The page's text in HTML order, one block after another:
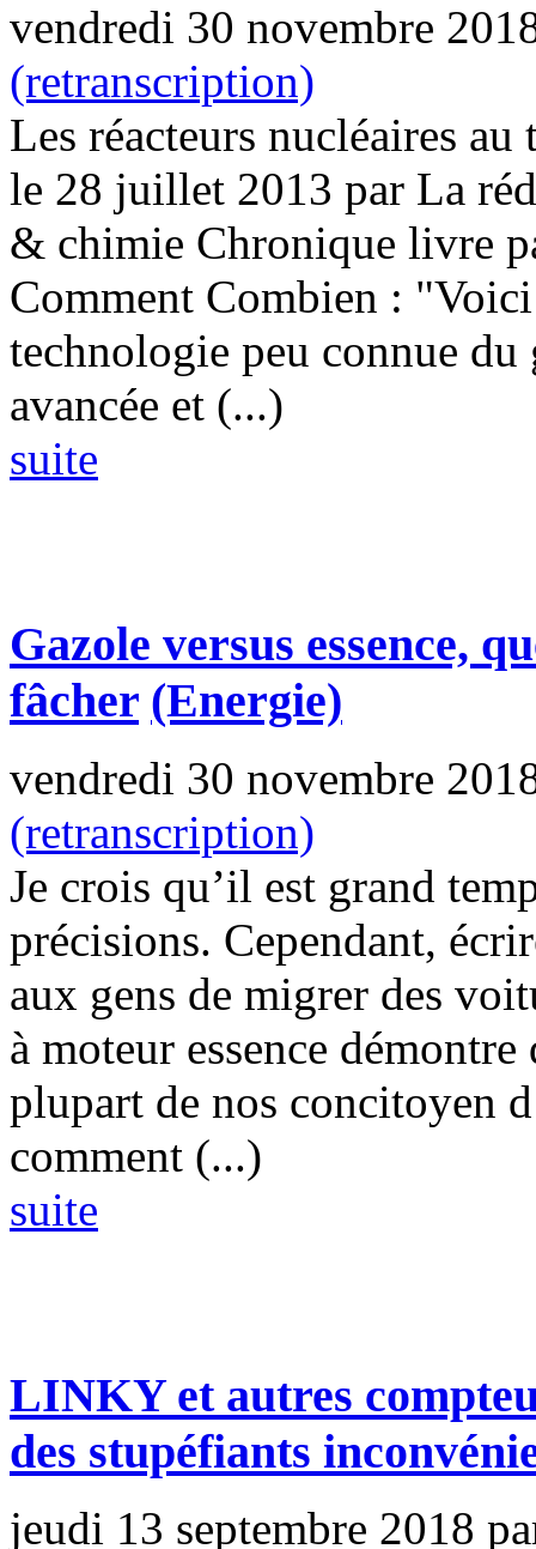
vendredi 30 novembre
(retranscription)
Les réacteurs nucléaires
le 28 juillet 2013 par La
& chimie Chronique livre
Comment Combien :
technologie peu connue
avancée et (...)
suite
Gazole versus essence,
fâcher (Energie)
vendredi 30 novembre
(retranscription)
Je crois qu’il est grand
précisions. Cependant,
aux gens de migrer des
à moteur essence
plupart de nos concitoyen
comment (...)
suite
LINKY et autres
des stupéfiants
jeudi 13 septembre 2018